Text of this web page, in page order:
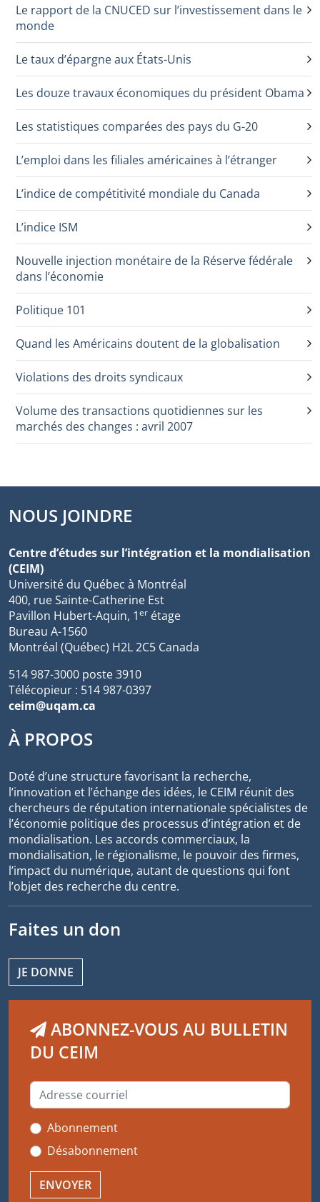
Le rapport de la CNUCED sur l’investissement dans le
monde
Le taux d’épargne aux États-Unis
Les douze travaux économiques du président Obama
Les statistiques comparées des pays du G-20
L’emploi dans les filiales américaines à l’étranger
L’indice de compétitivité mondiale du Canada
L’indice ISM
Nouvelle injection monétaire de la Réserve fédérale
dans l’économie
Politique 101
Quand les Américains doutent de la globalisation
Violations des droits syndicaux
Volume des transactions quotidiennes sur les
marchés des changes : avril 2007
NOUS JOINDRE
Centre d’études sur l’intégration et la mondialisation
(CEIM)
Université du Québec à Montréal
400, rue Sainte-Catherine Est
Pavillon Hubert-Aquin, 1er étage
Bureau A-1560
Montréal (Québec) H2L 2C5 Canada
514 987-3000 poste 3910
Télécopieur : 514 987-0397
ceim@uqam.ca
À PROPOS
Doté d’une structure favorisant la recherche,
l’innovation et l’échange des idées, le CEIM réunit des
chercheurs de réputation internationale spécialistes de
l’économie politique des processus d’intégration et de
mondialisation. Les accords commerciaux, la
mondialisation, le régionalisme, le pouvoir des firmes,
l’impact du numérique, autant de questions qui font
l’objet des recherche du centre.
Faites un don
JE DONNE
ABONNEZ-VOUS AU BULLETIN
DU CEIM
Abonnement
Désabonnement